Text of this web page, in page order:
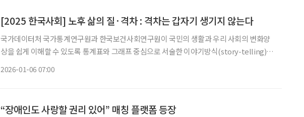
[2025 한국사회] 노후 삶의 질·격차 : 격차는 갑자기 생기지 않는다
국가데이터처 국가통계연구원과 한국보건사회연구원이 국민의 생활과 우리 사회의 변화양
상을 쉽게 이해할 수 있도록 통계표와 그래프 중심으로 서술한 이야기방식(story-telling)의
2026-01-06 07:00
“장애인도 사랑할 권리 있어” 매칭 플랫폼 등장